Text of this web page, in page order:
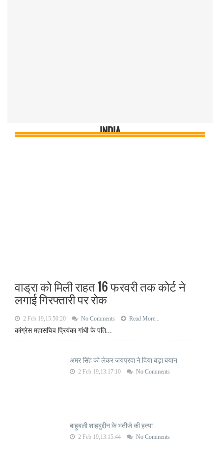
INDIA
वाड्रा को मिली राहत 16 फरवरी तक कोर्ट ने
लगाई गिरफ्तारी पर रोक
2 Feb 19,15:50:20 No Comments Read More...
कांग्रेस महासचिव प्रियंका गांधी के पति...
अमर सिंह को लेकर जयप्रदा ने दिया बड़ा बयान
2 Feb 19,13:17:10 No Comments
बाहुबली शाहबुद्दीन के भतीजे की हत्या
2 Feb 19,13:15:44 No Comments